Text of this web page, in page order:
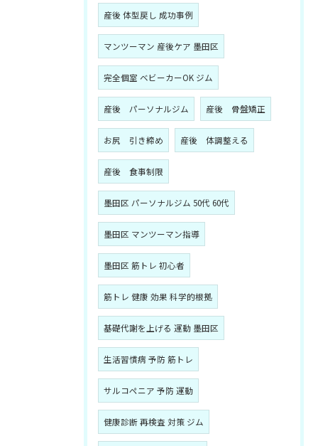
産後 体型戻し 成功事例
マンツーマン 産後ケア 墨田区
完全個室 ベビーカーOK ジム
産後 パーソナルジム 産後 骨盤矯正
お尻 引き締め 産後 体調整える
産後 食事制限
墨田区 パーソナルジム 50代 60代
墨田区 マンツーマン指導
墨田区 筋トレ 初心者
筋トレ 健康 効果 科学的根拠
基礎代謝を上げる 運動 墨田区
生活習慣病 予防 筋トレ
サルコペニア 予防 運動
健康診断 再検査 対策 ジム